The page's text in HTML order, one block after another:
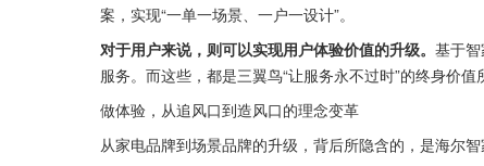
案，实现“一单一场景、一户一设计”。
对于用户来说，则可以实现用户体验价值的升级。 基于
服务。而这些，都是三翼鸟“让服务永不过时”的终身价值
做体验，从追风口到造风口的理念变革
从家电品牌到场景品牌的升级，背后所隐含的，是海尔智